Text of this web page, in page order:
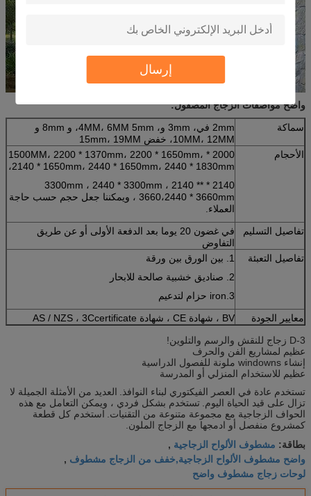
إرسال
واضح مواصفات الزجاج المصقول:
سماكة
2mm في، 3mm و، 4MM، 6MM 5mm، و 8mm و
10MM، 12MM، خفض 15mm، 19MM
الأحجام
2000 * 1500MM، 2200 * 1370mm، 2200 * 1650mm،
2140 * 1650mm، 2440 * 1650mm، 2440 * 1830mm،
2140 * 3300mm ، 2440 * 3300mm ، 2140 **
3660،2440 * 3660mm ، ويمكننا جعل حجم حسب حاجة
العملاء.
تفاصيل التسليم
في غضون 20 يوما بعد الدفعة الأولى أو عن طريق
التفاوض
تفاصيل التعبئة
1. بين الورق بين ورقة
2. صناديق خشبية صالحة للابحار
3.iron حزام لتدعيم
معايير الجودة
BV ، شهادة CE ، شهادة AS / NZS ، 3Ccertificate
3-D زجاج للنقش والرسم والتلوين!
عظيم لمشاريع الفن والحرف
إنشاء windowns ملونة للفصول الدراسية
عظيم للاستخدام المنزلي أو المدرسة
تستخدم عادة في العصر الفيكتوري لبناء النوافذ.
العديد من الأمثلة الجميلة لا
تزال على قيد الحياة اليوم. تستخدم بشكل فردي ، ويمكن التعامل مع هذه
الحواف الزجاجية مع مجموعة متنوعة من التقنيات.
استخدم كل قطعة
كمشروع منفصل أو ادمجها مع الزجاج الملون.
بطاقة: مشطوف الألواح الزجاجية ,
واضح مشطوف الألواح الزجاجية,خفف من الزجاج مشطوف ,
لوحات زجاج مشطوف واضح